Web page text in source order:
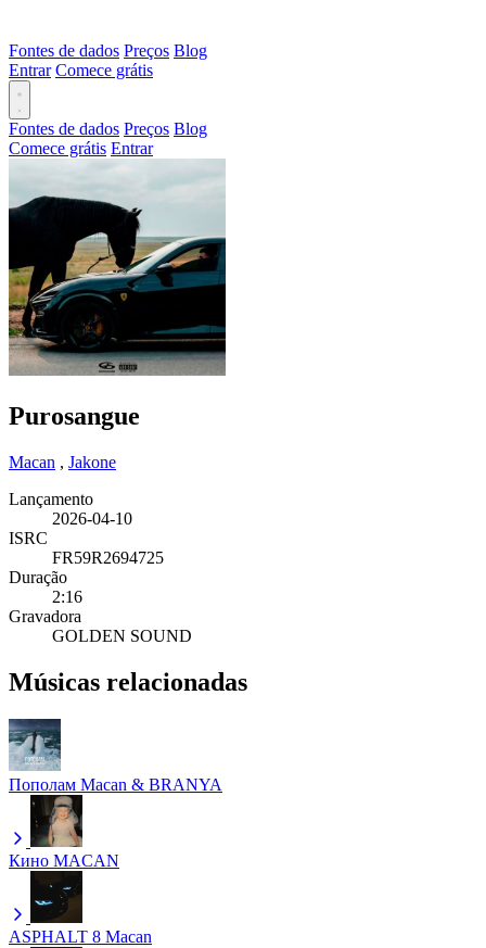
Fontes de dados Preços Blog
Entrar Comece grátis
Fontes de dados Preços Blog
Comece grátis Entrar
Purosangue
Macan , Jakone
Lançamento
2026-04-10
ISRC
FR59R2694725
Duração
2:16
Gravadora
GOLDEN SOUND
Músicas relacionadas
Пополам Macan & BRANYA
Кино MACAN
ASPHALT 8 Macan